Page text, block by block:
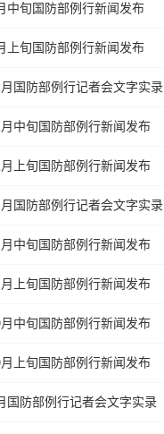
中旬国防部例行新闻发布
上旬国防部例行新闻发布
月国防部例行记者会文字实录
月中旬国防部例行新闻发布
月上旬国防部例行新闻发布
月国防部例行记者会文字实录
月中旬国防部例行新闻发布
月上旬国防部例行新闻发布
月中旬国防部例行新闻发布
月上旬国防部例行新闻发布
国防部例行记者会文字实录